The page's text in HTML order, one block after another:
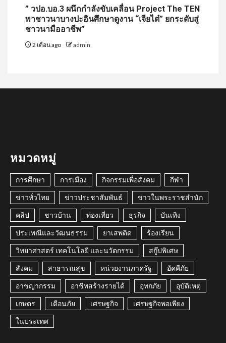
” วปอ.บอ.3 ผนึกกำลังขับเคลื่อน Project The TEN
พาชาวนาบางปะอินศึกษาดูงาน “เจียไต๋” ยกระดับสู่
ชาวนามืออาชีพ”
2 เดือน ago admin
หมวดหมู่
การศึกษา การเมือง กิจกรรมเพื่อสังคม กีฬา
ข่าวทั่วไทย ข่าวประชาสัมพันธ์ ข่าวในพระราชสำนัก
คลิป ชาวบ้าน ท่องเที่ยว ธุรกิจ บันเทิง
ประเพณีและวัฒนธรรม ยาเสพติด ร้องเรียน
วิทยาศาสตร์ เทคโนโลยี และนวัตกรรม สกู๊ปพิเศษ
สังคม สาธารณสุข หน่วยงานภาครัฐ อัคคีภัย
อาชญากรรม อาชีพสร้างรายได้ อุทกภัย อุบัติเหตุ
เกษตร เตือนภัย เศรษฐกิจ เศรษฐกิจพอเพียง
ในประเทศ